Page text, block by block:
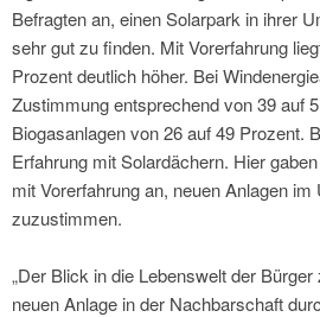
Befragten an, einen Solarpark in ihrer
sehr gut zu finden. Mit Vorerfahrung
Prozent deutlich höher. Bei
Zustimmung entsprechend von 39 auf
Biogasanlagen von 26 auf 49 Prozent.
Erfahrung mit Solardächern. Hier
mit Vorerfahrung an, neuen Anlagen
zuzustimmen.
„Der Blick in die Lebenswelt der
neuen Anlage in der Nachbarschaft